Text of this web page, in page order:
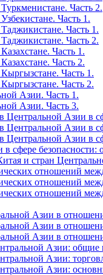
Часть 2.
Часть 1.
Часть 1.
Часть 2.
Часть 1.
Часть 2.
Часть 1.
Часть 2.
Азии. Часть 1.
Азии. Часть 3.
Азии в
Азии в
Азии в
сфере
и стран
отношений
отношений
отношений
Азии в
Азии в
Азии в
Азии: общие
Азии:
Азии: